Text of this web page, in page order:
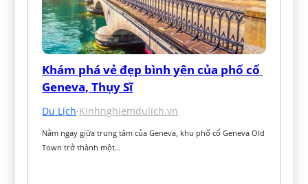
Khám phá vẻ đẹp bình yên của phố cổ
Geneva, Thụy Sĩ
Du Lịch·Kinhnghiemdulich.vn
Nằm ngay giữa trung tâm của Geneva, khu phố cổ Geneva Old
Town trở thành một…